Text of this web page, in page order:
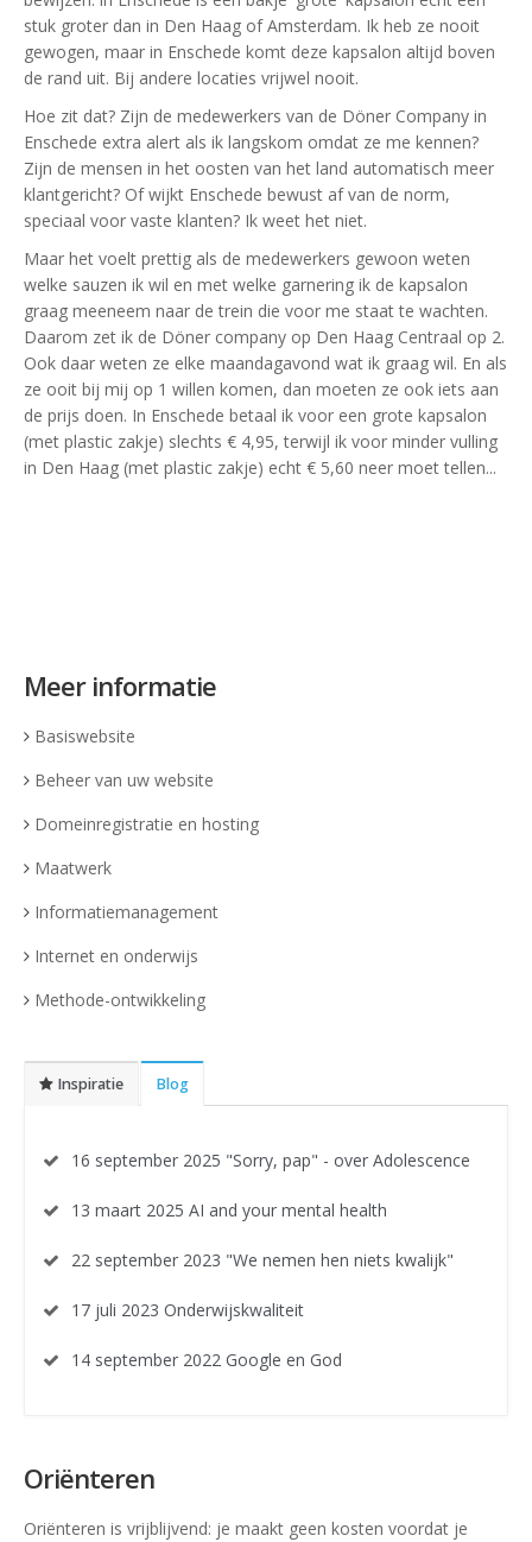
stuk groter dan in Den Haag of Amsterdam. Ik heb ze nooit
gewogen, maar in Enschede komt deze kapsalon altijd boven
de rand uit. Bij andere locaties vrijwel nooit.
Hoe zit dat? Zijn de medewerkers van de Döner Company in
Enschede extra alert als ik langskom omdat ze me kennen?
Zijn de mensen in het oosten van het land automatisch meer
klantgericht? Of wijkt Enschede bewust af van de norm,
speciaal voor vaste klanten? Ik weet het niet.
Maar het voelt prettig als de medewerkers gewoon weten
welke sauzen ik wil en met welke garnering ik de kapsalon
graag meeneem naar de trein die voor me staat te wachten.
Daarom zet ik de Döner company op Den Haag Centraal op 2.
Ook daar weten ze elke maandagavond wat ik graag wil. En als
ze ooit bij mij op 1 willen komen, dan moeten ze ook iets aan
de prijs doen. In Enschede betaal ik voor een grote kapsalon
(met plastic zakje) slechts € 4,95, terwijl ik voor minder vulling
in Den Haag (met plastic zakje) echt € 5,60 neer moet tellen...
Meer informatie
Basiswebsite
Beheer van uw website
Domeinregistratie en hosting
Maatwerk
Informatiemanagement
Internet en onderwijs
Methode-ontwikkeling
Inspiratie Blog
16 september 2025 "Sorry, pap" - over Adolescence
13 maart 2025 AI and your mental health
22 september 2023 "We nemen hen niets kwalijk"
17 juli 2023 Onderwijskwaliteit
14 september 2022 Google en God
Oriënteren
Oriënteren is vrijblijvend: je maakt geen kosten voordat je